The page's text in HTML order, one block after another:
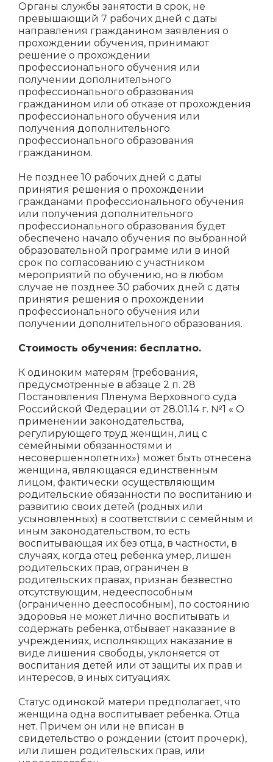
Органы службы занятости в срок, не
превышающий 7 рабочих дней с даты
направления гражданином заявления о
прохождении обучения, принимают
решение о прохождении
профессионального обучения или
получении дополнительного
профессионального образования
гражданином или об отказе от прохождения
профессионального обучения или
получения дополнительного
профессионального образования
гражданином.
Не позднее 10 рабочих дней с даты
принятия решения о прохождении
гражданами профессионального обучения
или получения дополнительного
профессионального образования будет
обеспечено начало обучения по выбранной
образовательной программе или в иной
срок по согласованию с участником
мероприятий по обучению, но в любом
случае не позднее 30 рабочих дней с даты
принятия решения о прохождении
профессионального обучения или
получении дополнительного образования.
Стоимость обучения: бесплатно.
К одиноким матерям (требования,
предусмотренные в абзаце 2 п. 28
Постановления Пленума Верховного суда
Российской Федерации от 28.01.14 г. №1 « О
применении законодательства,
регулирующего труд женщин, лиц с
семейными обязанностями и
несовершеннолетних») может быть отнесена
женщина, являющаяся единственным
лицом, фактически осуществляющим
родительские обязанности по воспитанию и
развитию своих детей (родных или
усыновленных) в соответствии с семейным и
иным законодательством, то есть
воспитывающая их без отца, в частности, в
случаях, когда отец ребенка умер, лишен
родительских прав, ограничен в
родительских правах, признан безвестно
отсутствующим, недееспособным
(ограниченно дееспособным), по состоянию
здоровья не может лично воспитывать и
содержать ребенка, отбывает наказание в
учреждениях, исполняющих наказание в
виде лишения свободы, уклоняется от
воспитания детей или от защиты их прав и
интересов, в иных ситуациях.
Статус одинокой матери предполагает, что
женщина одна воспитывает ребенка. Отца
нет. Причем он или не вписан в
свидетельство о рождении (стоит прочерк),
или лишен родительских прав, или